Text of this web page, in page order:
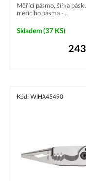
Měřící pásmo, šířka
měřícího pásma -...
Skladem (37 KS)
Kód: WIHA45490